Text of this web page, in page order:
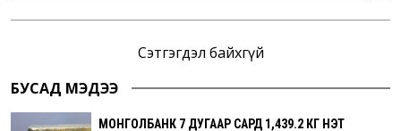
Сэтгэгдэл байхгүй
БУСАД МЭДЭЭ
МОНГОЛБАНК 7 ДУГААР САРД 1,439.2 КГ ҮНЭТ